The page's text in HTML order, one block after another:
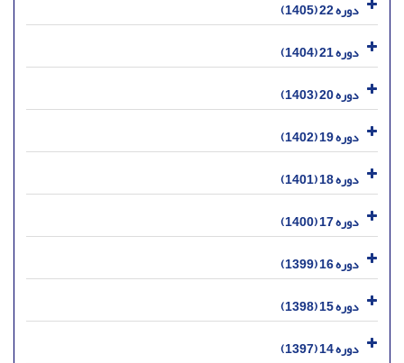
دوره 22 (1405)
دوره 21 (1404)
دوره 20 (1403)
دوره 19 (1402)
دوره 18 (1401)
دوره 17 (1400)
دوره 16 (1399)
دوره 15 (1398)
دوره 14 (1397)